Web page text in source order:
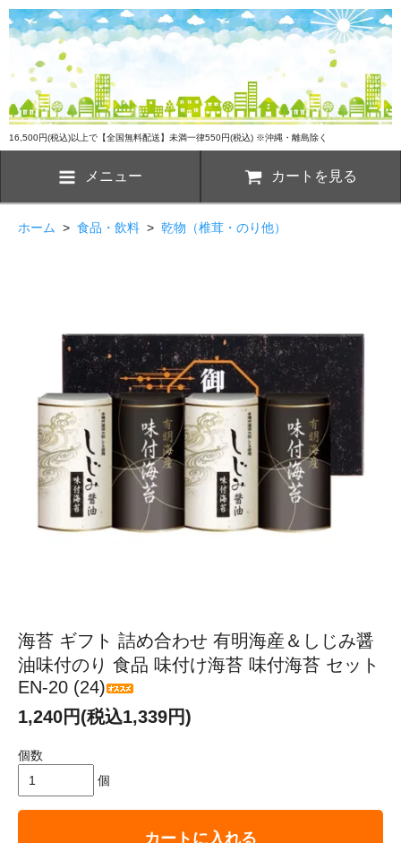
16,500円(税込)以上で【全国無料配送】未満一律550円(税込) ※沖縄・離島除く
メニュー カートを見る
ホーム > 食品・飲料 > 乾物（椎茸・のり他）
海苔 ギフト 詰め合わせ 有明海産＆しじみ醤
油味付のり 食品 味付け海苔 味付海苔 セット
EN-20 (24)
1,240円(税込1,339円)
個数
個
カートに入れる